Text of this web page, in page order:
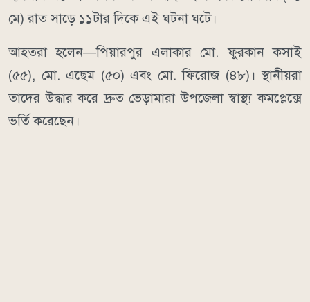
মে) রাত সাড়ে ১১টার দিকে এই ঘটনা ঘটে।
আহতরা হলেন—পিয়ারপুর এলাকার মো. ফুরকান কসাই
(৫৫), মো. এছেম (৫০) এবং মো. ফিরোজ (৪৮)। স্থানীয়রা
তাদের উদ্ধার করে দ্রুত ভেড়ামারা উপজেলা স্বাস্থ্য কমপ্লেক্সে
ভর্তি করেছেন।